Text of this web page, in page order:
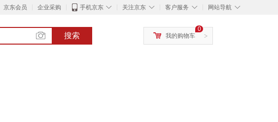
京东会员 企业采购 ◇
手机京东 ◇
关注京东 ◇
客户服务 ◇
网站导航
搜索 >
0
我的购物车